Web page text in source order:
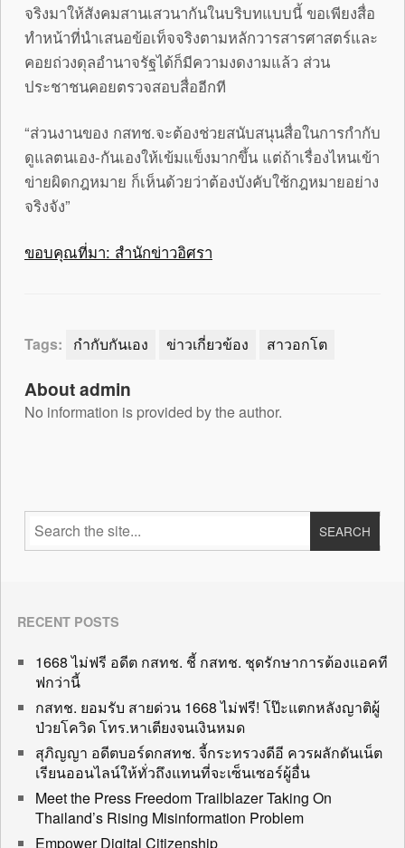
จริงมาให้สังคมสานเสวนากันในบริบทแบบนี้ ขอเพียงสื่อ
ทำหน้าที่นำเสนอข้อเท็จจริงตามหลักวารสารศาสตร์และ
คอยถ่วงดุลอำนาจรัฐได้ก็มีความงดงามแล้ว ส่วน
ประชาชนคอยตรวจสอบสื่ออีกที
“ส่วนงานของ กสทช.จะต้องช่วยสนับสนุนสื่อในการกำกับ
ดูแลตนเอง-กันเองให้เข้มแข็งมากขึ้น แต่ถ้าเรื่องไหนเข้า
ข่ายผิดกฎหมาย ก็เห็นด้วยว่าต้องบังคับใช้กฎหมายอย่าง
จริงจัง”
ขอบคุณที่มา: สำนักข่าวอิศรา
Tags: กำกับกันเอง ข่าวเกี่ยวข้อง สาวอกโต
About admin
No information is provided by the author.
RECENT POSTS
1668 ไม่ฟรี อดีต กสทช. ชี้ กสทช. ชุดรักษาการต้องแอคที
ฟกว่านี้
กสทช. ยอมรับ สายด่วน 1668 ไม่ฟรี! โป๊ะแตกหลังญาติผู้
ป่วยโควิด โทร.หาเตียงจนเงินหมด
สุภิญญา อดีตบอร์ดกสทช. จี้กระทรวงดีอี ควรผลักดันเน็ต
เรียนออนไลน์ให้ทั่วถึงแทนที่จะเซ็นเซอร์ผู้อื่น
Meet the Press Freedom Trailblazer Taking On
Thailand’s Rising Misinformation Problem
Empower Digital Citizenship